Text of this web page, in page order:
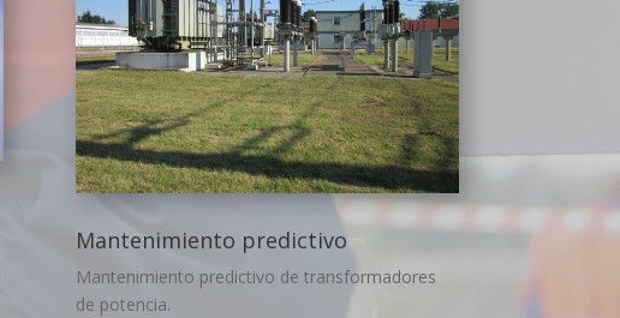
Mantenimiento predictivo
Mantenimiento predictivo de transformadores
de potencia.